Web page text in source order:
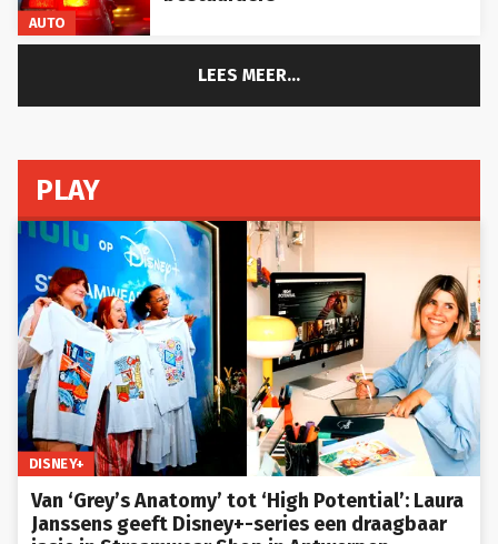
AUTO
PLAY
DISNEY+
Van ‘Grey’s Anatomy’ tot ‘High Potential’: Laura
Janssens geeft Disney+-series een draagbaar
jasje in Streamwear Shop in Antwerpen